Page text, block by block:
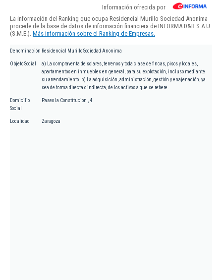
Información ofrecida por
La información del Ranking que ocupa Residencial Murillo Sociedad Anonima
procede de la base de datos de información financiera de INFORMA D&B S.A.U.
(S.M.E.). Más información sobre el Ranking de Empresas.
Denominación Residencial Murillo Sociedad Anonima
Objeto Social
a) La compraventa de solares, terrenos y toda clase de fincas, pisos y locales,
apartamentos en inmuebles en general, para su explotación, incluso mediante
su arrendamiento. b) La adquisición, administración, gestión y enajenación, ya
sea de forma directa o indirecta, de los activos a que se refiere.
Domicilio
Social
Paseo la Constitucion , 4
Localidad Zaragoza